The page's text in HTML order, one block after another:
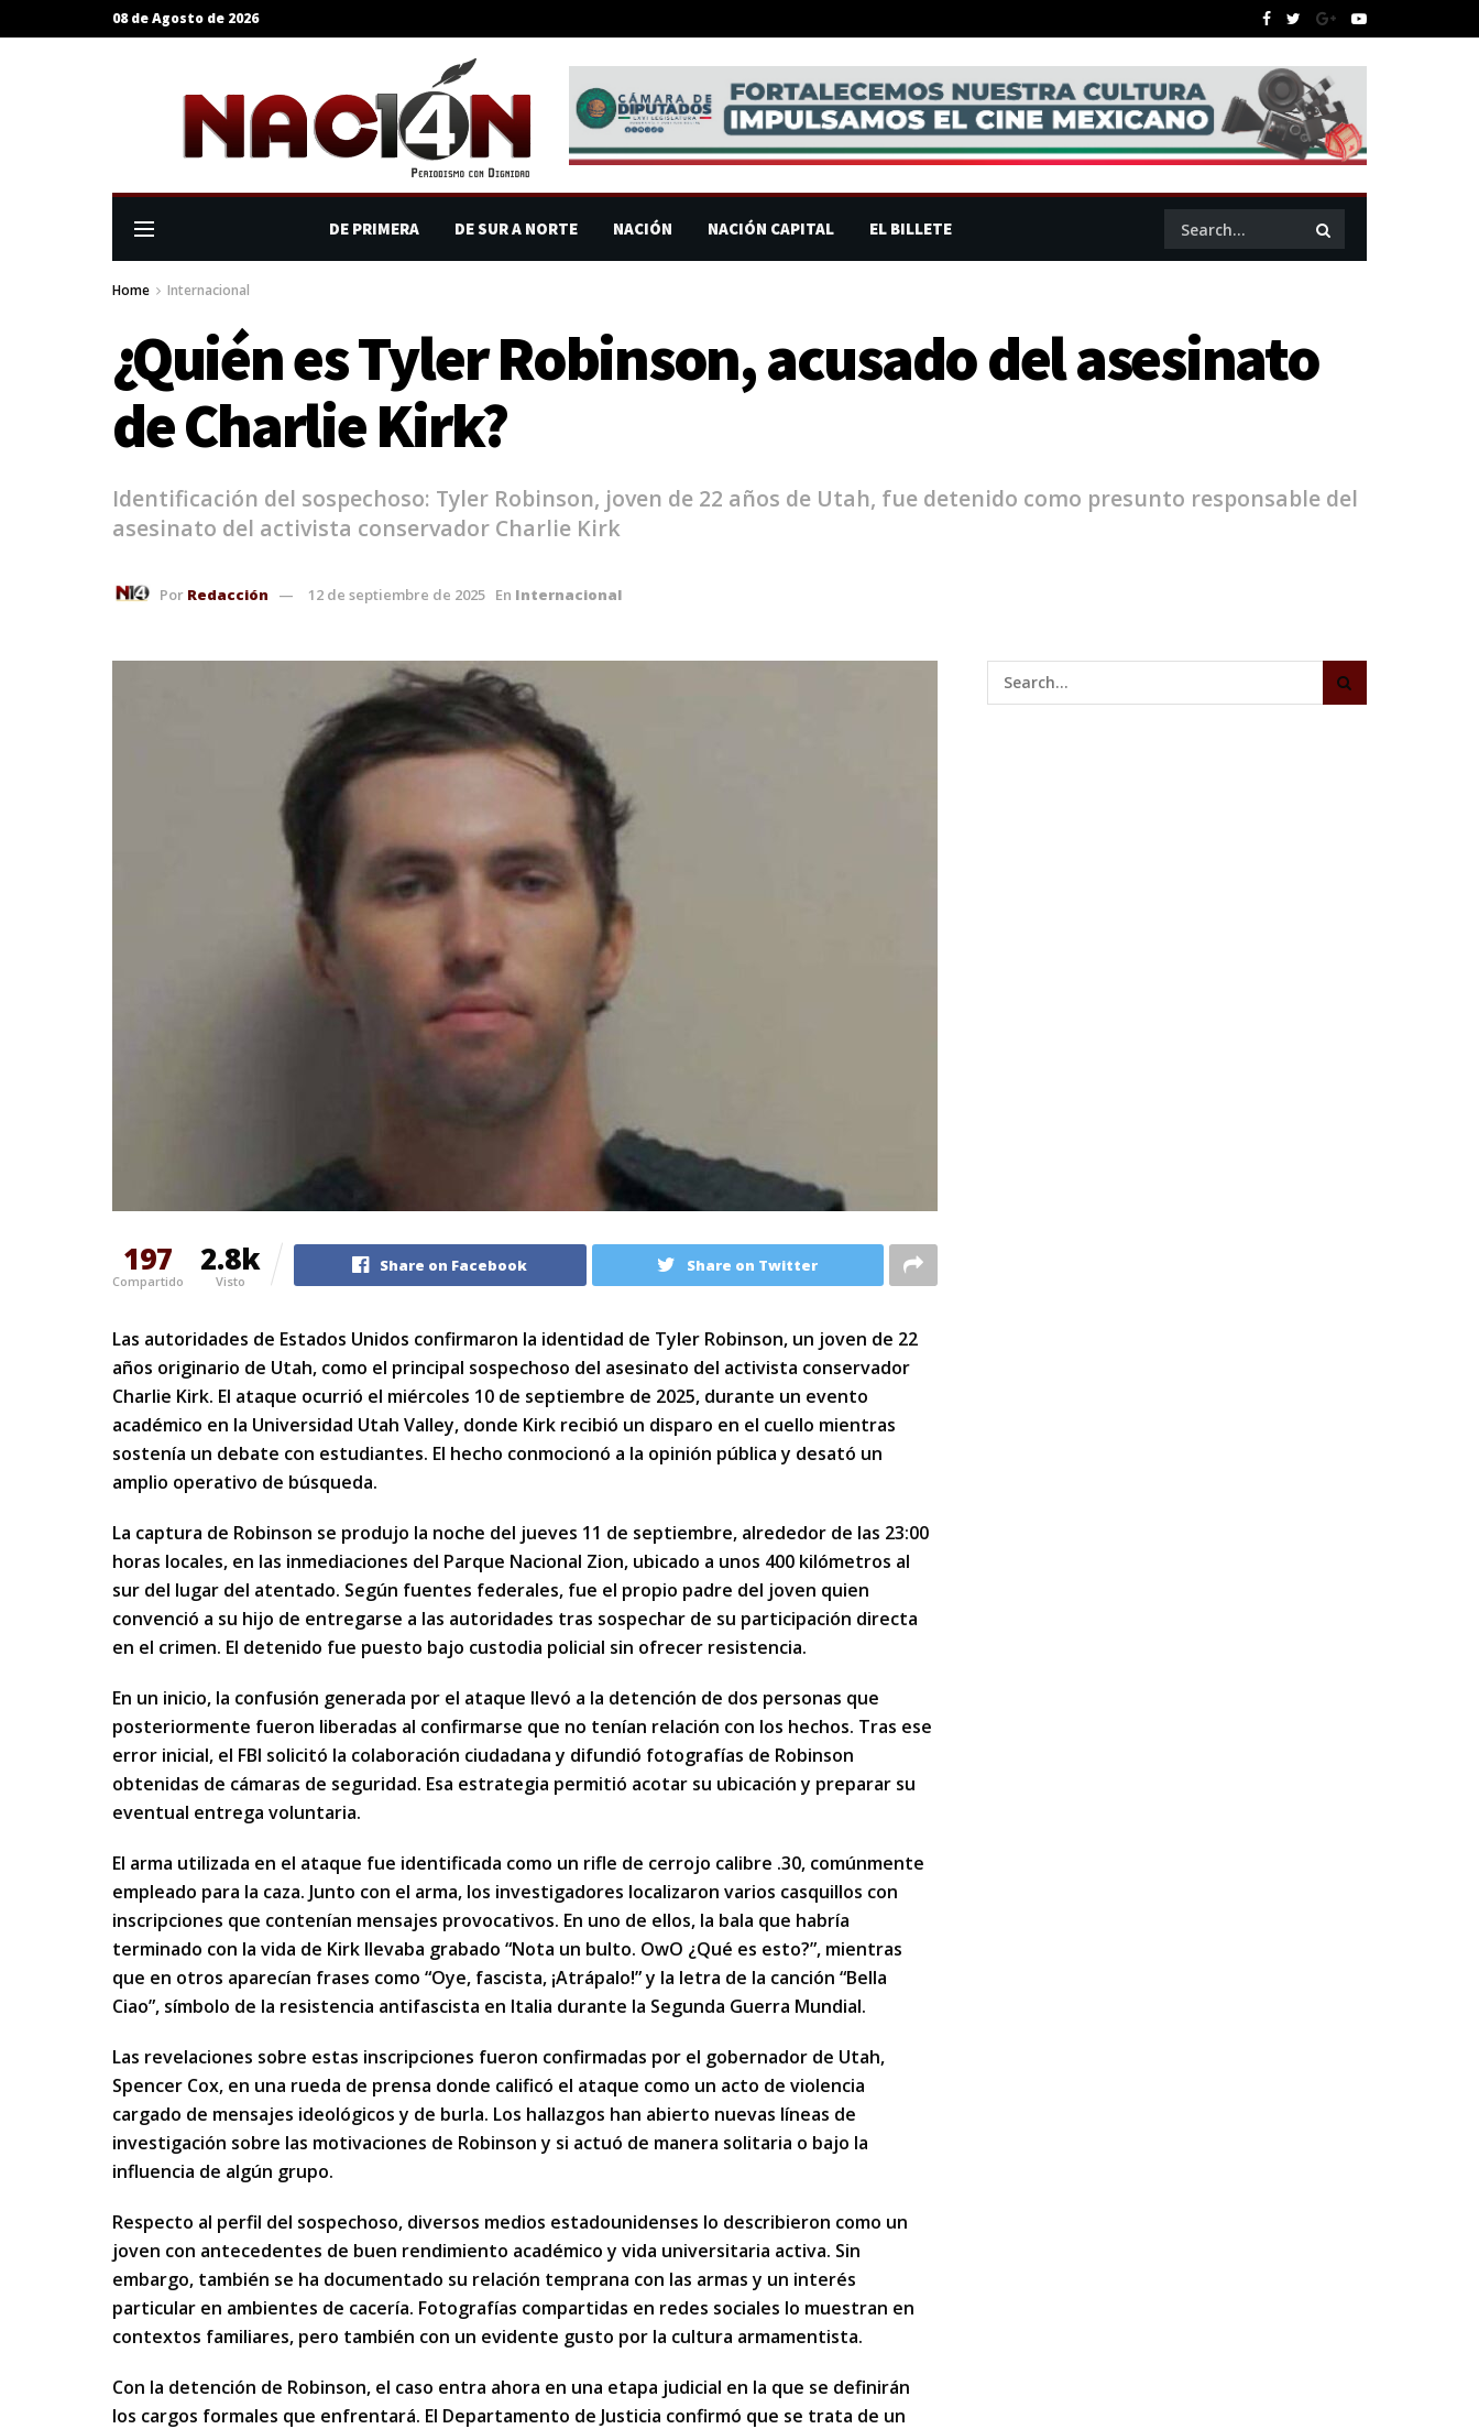
08 de Agosto de 2026
DE PRIMERA DE SUR A NORTE NACIÓN NACIÓN CAPITAL EL BILLETE
Home Internacional
¿Quién es Tyler Robinson, acusado del asesinato
de Charlie Kirk?
Identificación del sospechoso: Tyler Robinson, joven de 22 años de Utah, fue detenido como presunto responsable del
asesinato del activista conservador Charlie Kirk
Por Redacción 12 de septiembre de 2025 En Internacional
197
Compartido
2.8k
Visto
Share on Facebook Share on Twitter
Las autoridades de Estados Unidos confirmaron la identidad de Tyler Robinson, un joven de 22
años originario de Utah, como el principal sospechoso del asesinato del activista conservador
Charlie Kirk. El ataque ocurrió el miércoles 10 de septiembre de 2025, durante un evento
académico en la Universidad Utah Valley, donde Kirk recibió un disparo en el cuello mientras
sostenía un debate con estudiantes. El hecho conmocionó a la opinión pública y desató un
amplio operativo de búsqueda.
La captura de Robinson se produjo la noche del jueves 11 de septiembre, alrededor de las 23:00
horas locales, en las inmediaciones del Parque Nacional Zion, ubicado a unos 400 kilómetros al
sur del lugar del atentado. Según fuentes federales, fue el propio padre del joven quien
convenció a su hijo de entregarse a las autoridades tras sospechar de su participación directa
en el crimen. El detenido fue puesto bajo custodia policial sin ofrecer resistencia.
En un inicio, la confusión generada por el ataque llevó a la detención de dos personas que
posteriormente fueron liberadas al confirmarse que no tenían relación con los hechos. Tras ese
error inicial, el FBI solicitó la colaboración ciudadana y difundió fotografías de Robinson
obtenidas de cámaras de seguridad. Esa estrategia permitió acotar su ubicación y preparar su
eventual entrega voluntaria.
El arma utilizada en el ataque fue identificada como un rifle de cerrojo calibre .30, comúnmente
empleado para la caza. Junto con el arma, los investigadores localizaron varios casquillos con
inscripciones que contenían mensajes provocativos. En uno de ellos, la bala que habría
terminado con la vida de Kirk llevaba grabado “Nota un bulto. OwO ¿Qué es esto?”, mientras
que en otros aparecían frases como “Oye, fascista, ¡Atrápalo!” y la letra de la canción “Bella
Ciao”, símbolo de la resistencia antifascista en Italia durante la Segunda Guerra Mundial.
Las revelaciones sobre estas inscripciones fueron confirmadas por el gobernador de Utah,
Spencer Cox, en una rueda de prensa donde calificó el ataque como un acto de violencia
cargado de mensajes ideológicos y de burla. Los hallazgos han abierto nuevas líneas de
investigación sobre las motivaciones de Robinson y si actuó de manera solitaria o bajo la
influencia de algún grupo.
Respecto al perfil del sospechoso, diversos medios estadounidenses lo describieron como un
joven con antecedentes de buen rendimiento académico y vida universitaria activa. Sin
embargo, también se ha documentado su relación temprana con las armas y un interés
particular en ambientes de cacería. Fotografías compartidas en redes sociales lo muestran en
contextos familiares, pero también con un evidente gusto por la cultura armamentista.
Con la detención de Robinson, el caso entra ahora en una etapa judicial en la que se definirán
los cargos formales que enfrentará. El Departamento de Justicia confirmó que se trata de un